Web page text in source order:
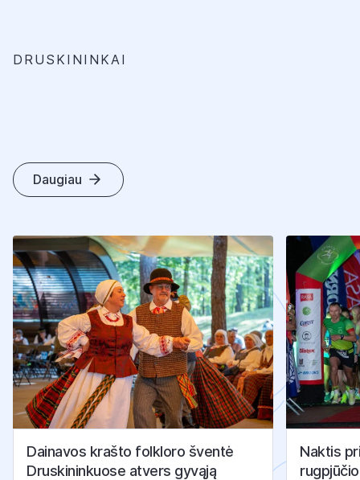
DRUSKININKAI
MIESTO
Daugiau
Dainavos krašto folkloro šventė
Druskininkuose atvers gyvąją
Naktis